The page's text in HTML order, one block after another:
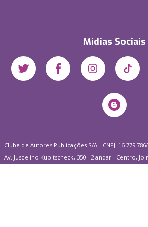
Mídias Sociais
Clube de Autores Publicações S/A - CNPJ:
Av. Juscelino Kubitscheck, 350 - 2 andar - Centro,